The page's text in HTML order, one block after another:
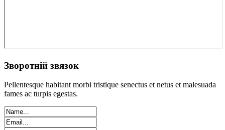
Зворотній звязок
Pellentesque habitant morbi tristique senectus et netus et malesuada
fames ac turpis egestas.